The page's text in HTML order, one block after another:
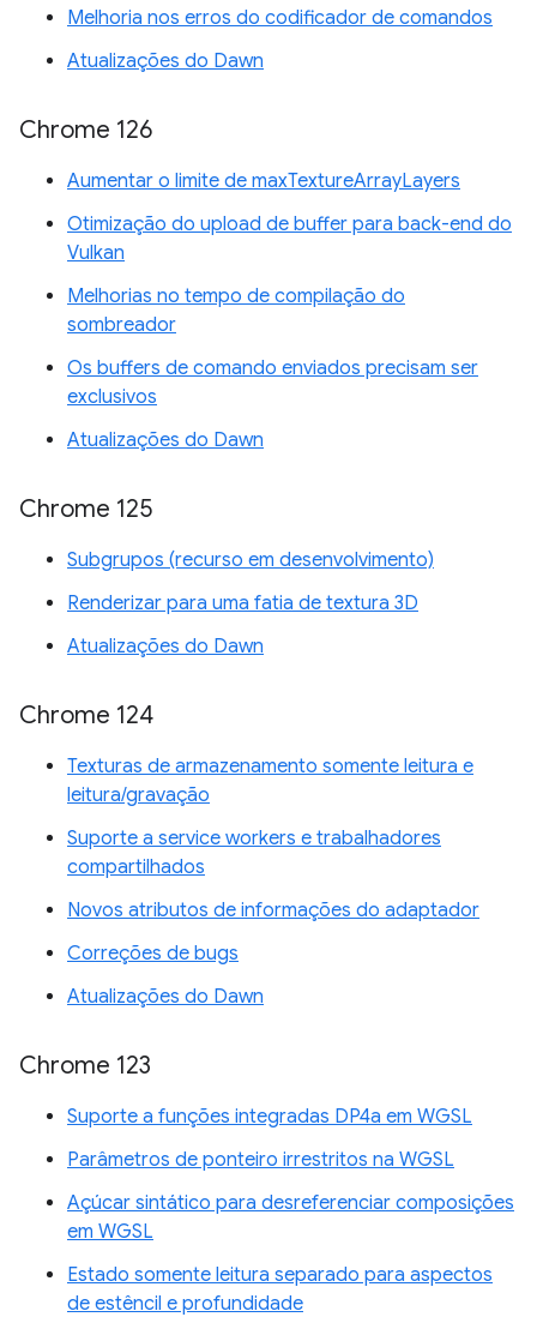
Melhoria nos erros do codificador de comandos
Atualizações do Dawn
Chrome 126
Aumentar o limite de maxTextureArrayLayers
Otimização do upload de buffer para back-end do
Vulkan
Melhorias no tempo de compilação do
sombreador
Os buffers de comando enviados precisam ser
exclusivos
Atualizações do Dawn
Chrome 125
Subgrupos (recurso em desenvolvimento)
Renderizar para uma fatia de textura 3D
Atualizações do Dawn
Chrome 124
Texturas de armazenamento somente leitura e
leitura/gravação
Suporte a service workers e trabalhadores
compartilhados
Novos atributos de informações do adaptador
Correções de bugs
Atualizações do Dawn
Chrome 123
Suporte a funções integradas DP4a em WGSL
Parâmetros de ponteiro irrestritos na WGSL
Açúcar sintático para desreferenciar composições
em WGSL
Estado somente leitura separado para aspectos
de estêncil e profundidade